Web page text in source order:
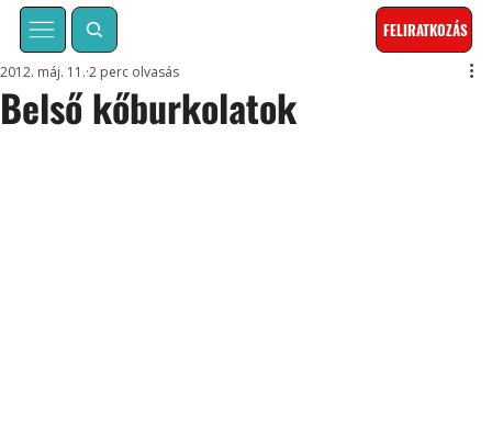
FELIRATKOZÁS
Belső kőburkolatok
2012. máj. 11. 2 perc olvasás